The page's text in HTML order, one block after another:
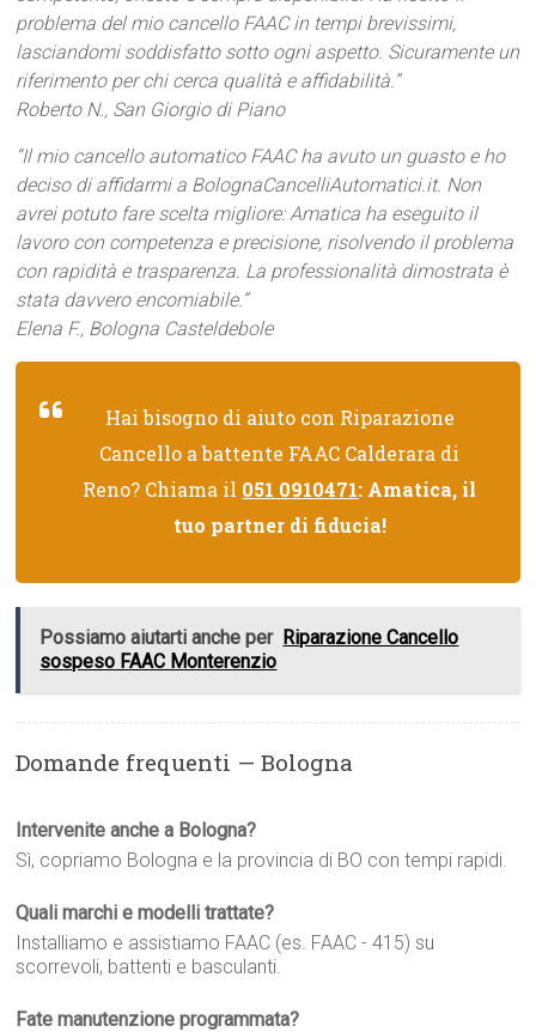
problema del mio cancello FAAC in tempi brevissimi,
lasciandomi soddisfatto sotto ogni aspetto. Sicuramente un
riferimento per chi cerca qualità e affidabilità.”
Roberto N., San Giorgio di Piano
“Il mio cancello automatico FAAC ha avuto un guasto e ho
deciso di affidarmi a BolognaCancelliAutomatici.it. Non
avrei potuto fare scelta migliore: Amatica ha eseguito il
lavoro con competenza e precisione, risolvendo il problema
con rapidità e trasparenza. La professionalità dimostrata è
stata davvero encomiabile.”
Elena F., Bologna Casteldebole
Hai bisogno di aiuto con Riparazione
Cancello a battente FAAC Calderara di
Reno? Chiama il 051 0910471: Amatica, il
tuo partner di fiducia!
Possiamo aiutarti anche per Riparazione Cancello
sospeso FAAC Monterenzio
Domande frequenti — Bologna
Intervenite anche a Bologna?
Sì, copriamo Bologna e la provincia di BO con tempi rapidi.
Quali marchi e modelli trattate?
Installiamo e assistiamo FAAC (es. FAAC - 415) su
scorrevoli, battenti e basculanti.
Fate manutenzione programmata?